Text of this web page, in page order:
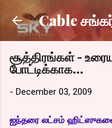
Cable
சூத்திரங்கள் -
போட்டிக்காக...
- December 03, 2009
ஐந்தரை லட்சம்